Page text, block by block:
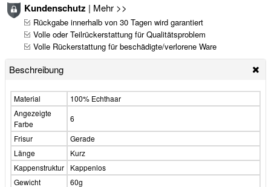
Kundenschutz | Mehr >>
Rückgabe innerhalb von 30 Tagen wird garantiert
Volle oder Teilrückerstattung für Qualitätsproblem
Volle Rückerstattung für beschädigte/verlorene Ware
Beschreibung
Material
100% Echthaar
Angezeigte
Farbe
6
Frisur
Gerade
Länge
Kurz
Kappenstruktur
Kappenlos
Gewicht
60g